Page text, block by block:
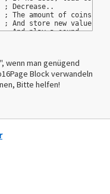
	SEC			; Decrease..
	SBC #!Cost		; The amount of coins
	STA !RAM_Currency	; And store new value.
	LDA #!ItemSound		; And play a sound..
	BRA Return		; Return
	LDA #!NoItemSound	; Play a sound..
	STA !NoItemSoundPort	; And store it.
wenn man genügend
Block verwandeln
Bitte helfen!